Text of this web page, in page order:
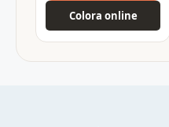
Colora online